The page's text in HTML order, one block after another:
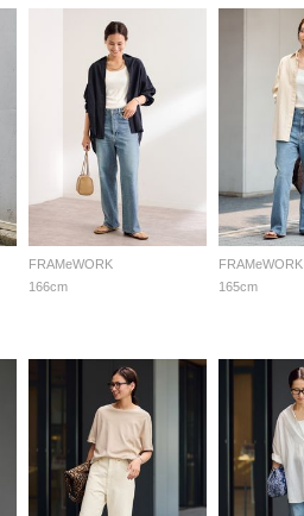
FRAMeWORK
166cm
FRAMeWORK
165cm